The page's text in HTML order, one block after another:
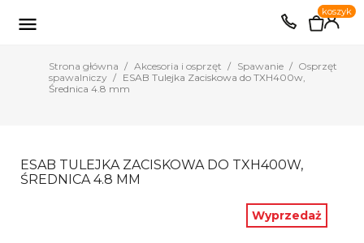
EUR PLN

0
koszyk
Strona główna Akcesoria i osprzęt Spawanie
Osprzęt
spawalniczy
ESAB Tulejka Zaciskowa do TXH400w,
Średnica 4.8 mm
ESAB TULEJKA ZACISKOWA DO TXH400W,
ŚREDNICA 4.8 MM
Wyprzedaż